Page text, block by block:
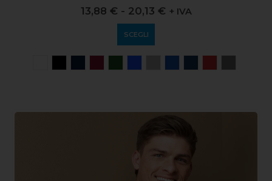
0 out of 5
13,88 € - 20,13 € + IVA
SCEGLI